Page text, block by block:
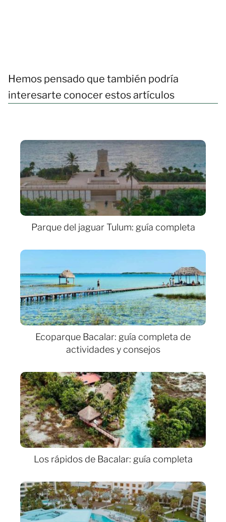
Hemos pensado que también podría
interesarte conocer estos artículos
Parque del jaguar Tulum: guía completa
Ecoparque Bacalar: guía completa de
actividades y consejos
Los rápidos de Bacalar: guía completa